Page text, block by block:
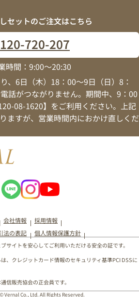
セットのご注文はこちら
-720-207
時間：9:00～20:30
、6日（木）18：00～9日（日）8：
話がつながりません。期間中、9：00
08-1620】をご利用ください。上記
ますが、営業時間内におかけ直しくだ
会社情報
採用情報
法の表記
個人情報保護方針
サイトを安心してご利用いただける安全の証です。
、クレジットカード情報のセキュリティ基準PCI DSSに
信販売協会の正会員です。
Vernal Co., Ltd. All Rights Reserved.